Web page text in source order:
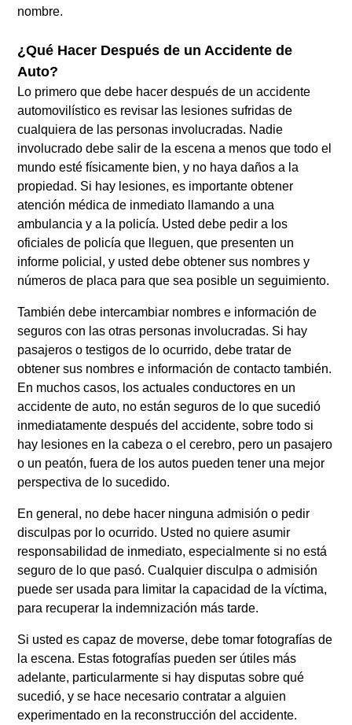
nombre.
¿Qué Hacer Después de un Accidente de
Auto?
Lo primero que debe hacer después de un accidente
automovilístico es revisar las lesiones sufridas de
cualquiera de las personas involucradas. Nadie
involucrado debe salir de la escena a menos que todo el
mundo esté físicamente bien, y no haya daños a la
propiedad. Si hay lesiones, es importante obtener
atención médica de inmediato llamando a una
ambulancia y a la policía. Usted debe pedir a los
oficiales de policía que lleguen, que presenten un
informe policial, y usted debe obtener sus nombres y
números de placa para que sea posible un seguimiento.
También debe intercambiar nombres e información de
seguros con las otras personas involucradas. Si hay
pasajeros o testigos de lo ocurrido, debe tratar de
obtener sus nombres e información de contacto también.
En muchos casos, los actuales conductores en un
accidente de auto, no están seguros de lo que sucedió
inmediatamente después del accidente, sobre todo si
hay lesiones en la cabeza o el cerebro, pero un pasajero
o un peatón, fuera de los autos pueden tener una mejor
perspectiva de lo sucedido.
En general, no debe hacer ninguna admisión o pedir
disculpas por lo ocurrido. Usted no quiere asumir
responsabilidad de inmediato, especialmente si no está
seguro de lo que pasó. Cualquier disculpa o admisión
puede ser usada para limitar la capacidad de la víctima,
para recuperar la indemnización más tarde.
Si usted es capaz de moverse, debe tomar fotografías de
la escena. Estas fotografías pueden ser útiles más
adelante, particularmente si hay disputas sobre qué
sucedió, y se hace necesario contratar a alguien
experimentado en la reconstrucción del accidente.